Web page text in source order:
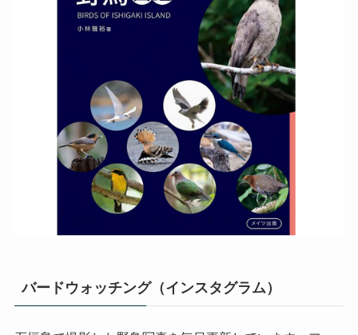
バードウォッチング（インスタグラム）